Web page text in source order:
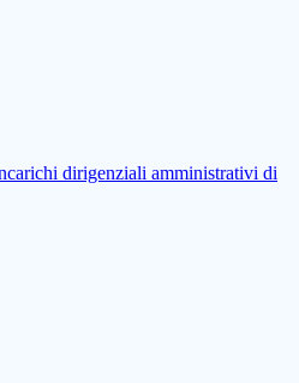
dirigenziali amministrativi di